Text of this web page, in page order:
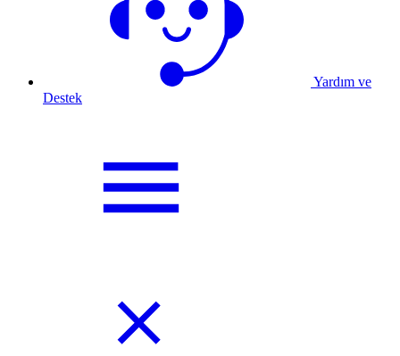
Yardım ve
Destek